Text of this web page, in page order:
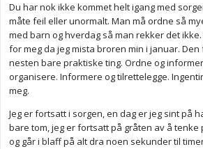
Du har nok ikke kommet helt igang med
måte feil eller unormalt. Man må ordne så
med barn og hverdag så man rekker det
for meg da jeg mista broren min i januar.
nesten bare praktiske ting. Ordne og
organisere. Informere og tilrettelegge.
meg.
Jeg er fortsatt i sorgen, en dag er jeg sint på
bare tom, jeg er fortsatt på gråten av å tenke
og går i blaff på alt dra noen sekunder til